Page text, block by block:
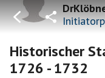
Historischer
1726 - 1732